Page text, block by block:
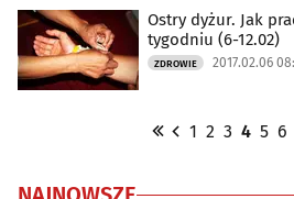
Ostry dyżur. Jak
tygodniu (6-12.02)
ZDROWIE 2017.02.06
1 2 3 4 5 6